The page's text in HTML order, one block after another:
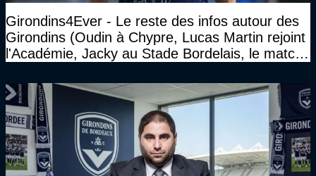
Girondins4Ever - Le reste des infos autour des
Girondins (Oudin à Chypre, Lucas Martin rejoint
l'Académie, Jacky au Stade Bordelais, le match